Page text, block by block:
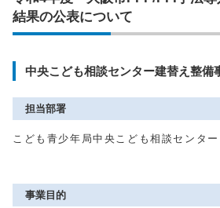
結果の公表について
中央こども相談センター建替え整備
担当部署
こども青少年局中央こども相談センタ
事業目的